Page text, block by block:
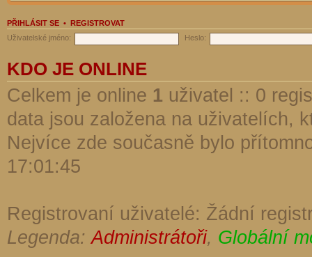
PŘIHLÁSIT SE • REGISTROVAT
Uživatelské jméno:
Heslo:
KDO JE ONLINE
Celkem je online 1 uživatel :: 0
data jsou založena na uživatelích,
Nejvíce zde současně bylo
17:01:45
Registrovaní uživatelé: Žádní
Legenda:Administrátoři, Globální